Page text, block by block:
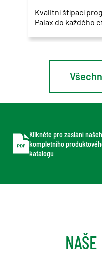
Kvalitní štípací
Palax do každého
Klikněte pro zaslání
kompletního
katalogu